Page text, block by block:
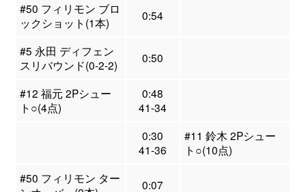
#50 フィリモン ブロ
ックショット(1本)
0:54
#5 永田 ディフェン
スリバウンド(0-2-2)
0:50
#12 福元 2Pシュー
ト○(4点)
0:48
41-34
0:30
41-36
#11 鈴木 2Pシュー
ト○(10点)
#50 フィリモン ター
0:07